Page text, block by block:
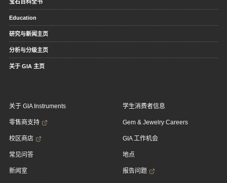
宝石百科全书
Education
研究与新闻主页
分析与分级主页
关于 GIA 主页
关于 GIA Instruments
零售商支持
校区商店
常见问答
新闻室
学生消费者信息
Gem & Jewelry Careers
GIA 工作机会
地点
报告问题